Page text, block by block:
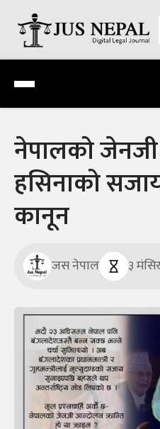
content
Jus Nepal |
Digital Legal Journal
नेपालको
हसिनाको सजाय
कानून
जस नेपाल ३